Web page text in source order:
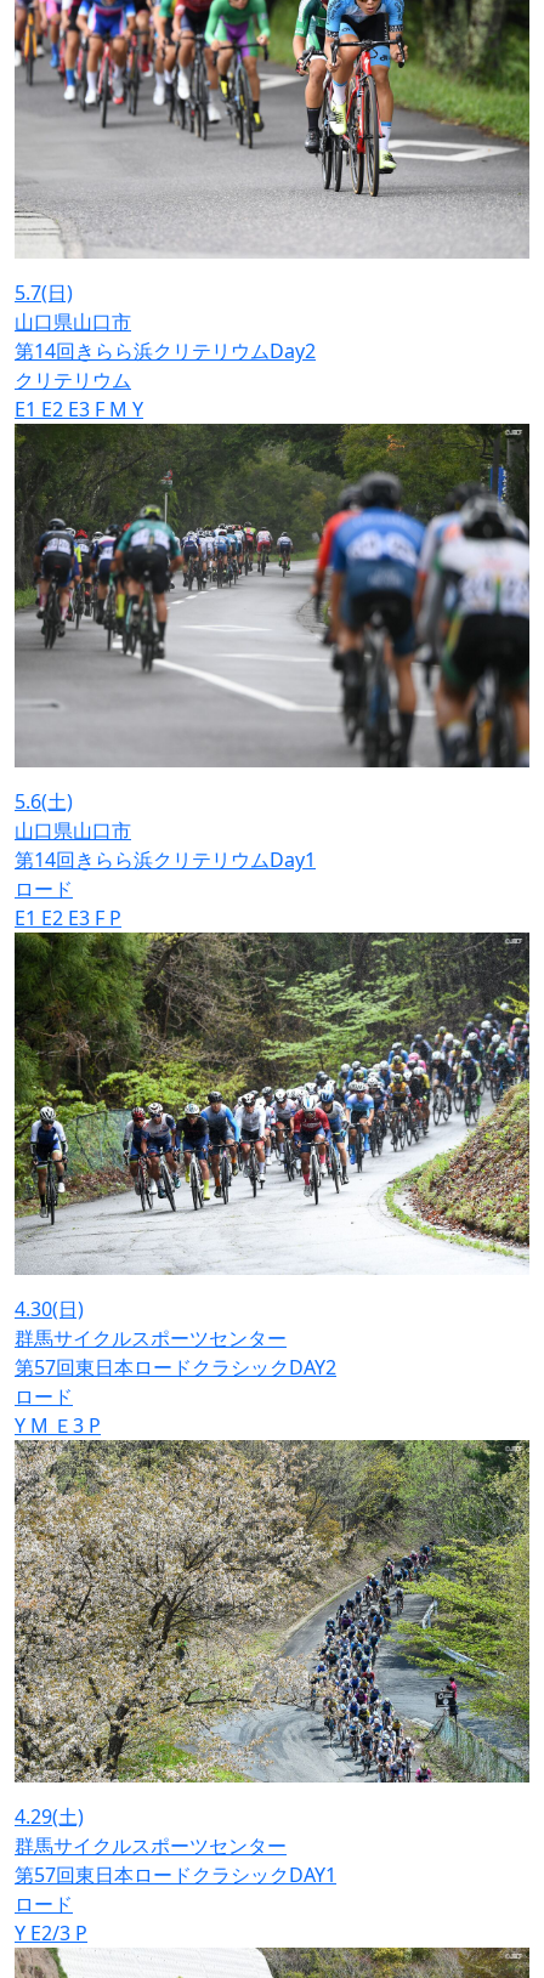
5.7(日)
山口県山口市
第14回きらら浜クリテリウムDay2
クリテリウム
E1 E2 E3 F M Y
5.6(土)
山口県山口市
第14回きらら浜クリテリウムDay1
ロード
E1 E2 E3 F P
4.30(日)
群馬サイクルスポーツセンター
第57回東日本ロードクラシックDAY2
ロード
Y M Ｅ3 P
4.29(土)
群馬サイクルスポーツセンター
第57回東日本ロードクラシックDAY1
ロード
Y E2/3 P